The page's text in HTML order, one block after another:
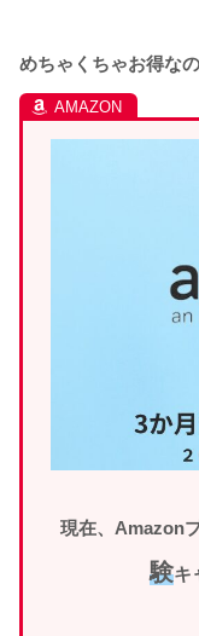
めちゃくちゃお得な
現在、Amazon
験キ